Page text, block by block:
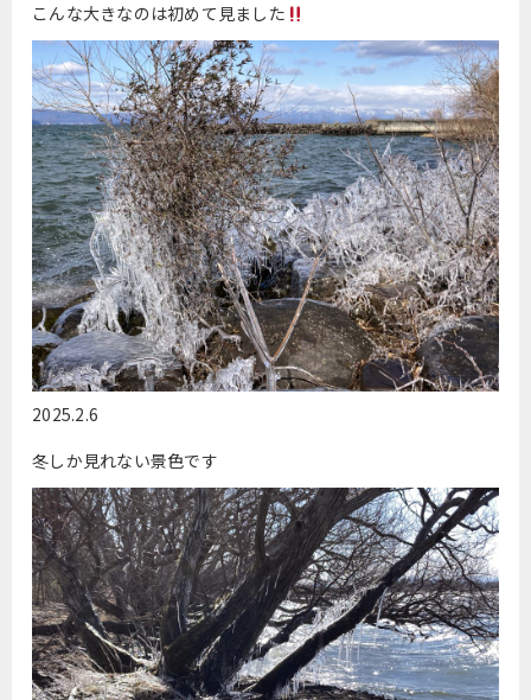
こんな大きなのは初めて見ました
2025.2.6
冬しか見れない景色です